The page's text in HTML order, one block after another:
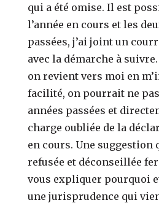
qui a été omise. Il est
l’année en cours et les
passées, j’ai joint un
avec la démarche à
on revient vers moi en
facilité, on pourrait ne
années passées et
charge oubliée de la
en cours. Une suggestion
refusée et déconseillée
vous expliquer pourquoi
une jurisprudence qui